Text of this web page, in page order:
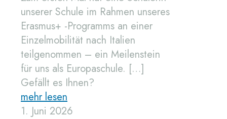
unserer Schule im Rahmen unseres
Erasmus+ -Programms an einer
Einzelmobilität nach Italien
teilgenommen – ein Meilenstein
für uns als Europaschule. […]
Gefällt es Ihnen?
mehr lesen
1. Juni 2026